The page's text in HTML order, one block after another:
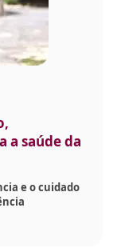
a saúde da
e o cuidado